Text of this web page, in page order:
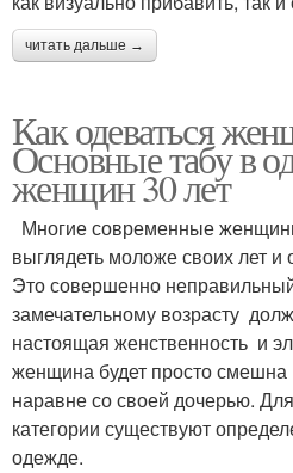
читать дальше →
Как одеваться
Основные табу в
женщин 30 лет
Многие современные
выглядеть моложе своих лет и
Это совершенно
замечательному возрасту
настоящая женственность и
женщина будет просто
наравне со своей дочерью.
категории существуют
одежде.